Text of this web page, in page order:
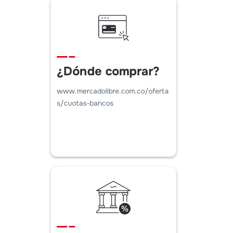
¿Dónde comprar?
www.mercadolibre.com.co/oferta
s/cuotas-bancos